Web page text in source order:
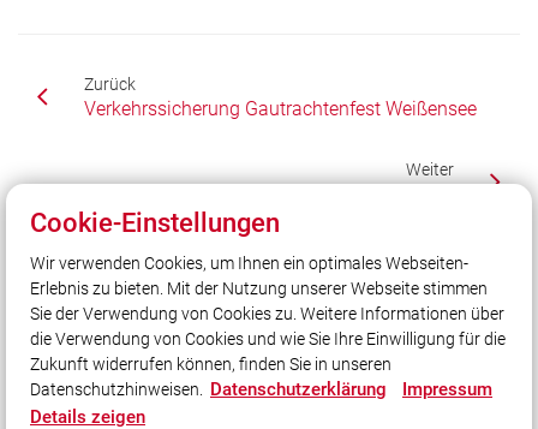
Zurück
Verkehrssicherung Gautrachtenfest Weißensee
Weiter
Unser Leitsatz
In Gottes Namen allezeit selbstlos treu und hilfsbereit.
Social Media
Cookie-Einstellungen
Wir verwenden Cookies, um Ihnen ein optimales Webseiten-
Erlebnis zu bieten. Mit der Nutzung unserer Webseite stimmen
Sie der Verwendung von Cookies zu. Weitere Informationen über
die Verwendung von Cookies und wie Sie Ihre Einwilligung für die
Zukunft widerrufen können, finden Sie in unseren
Datenschutzhinweisen. Datenschutzerklärung
Impressum
Details zeigen